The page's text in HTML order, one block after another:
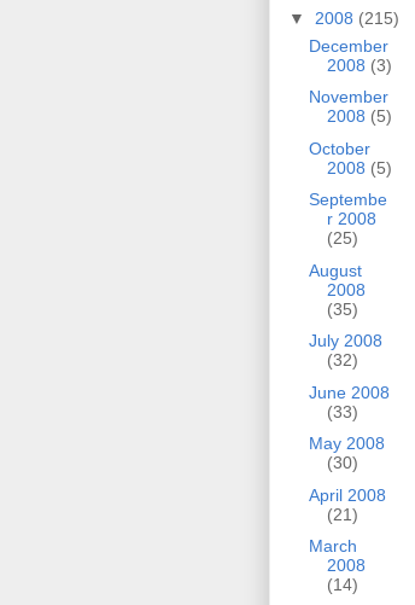
▼ 2008 (215)
December
2008 (3)
November
2008 (5)
October
2008 (5)
Septembe
r 2008
(25)
August
2008
(35)
July 2008
(32)
June 2008
(33)
May 2008
(30)
April 2008
(21)
March
2008
(14)